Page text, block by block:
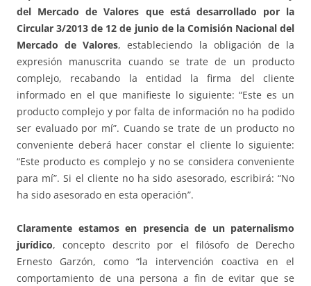
del Mercado de Valores que está desarrollado por la
Circular 3/2013 de 12 de junio de la Comisión Nacional del
Mercado de Valores, estableciendo la obligación de la
expresión manuscrita cuando se trate de un producto
complejo, recabando la entidad la firma del cliente
informado en el que manifieste lo siguiente: “Este es un
producto complejo y por falta de información no ha podido
ser evaluado por mí”. Cuando se trate de un producto no
conveniente deberá hacer constar el cliente lo siguiente:
“Este producto es complejo y no se considera conveniente
para mí”. Si el cliente no ha sido asesorado, escribirá: “No
ha sido asesorado en esta operación”.
Claramente estamos en presencia de un paternalismo
jurídico, concepto descrito por el filósofo de Derecho
Ernesto Garzón, como “la intervención coactiva en el
comportamiento de una persona a fin de evitar que se